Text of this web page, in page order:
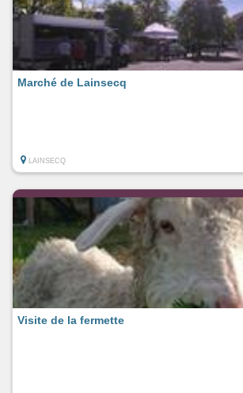
Marché de Lainsecq
LAINSECQ
Visite de la fermette